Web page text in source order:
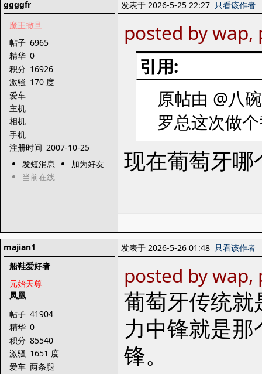
ggggfr
魔王撒旦
帖子 6965
精华 0
积分 16926
激骚 170 度
爱车
主机
相机
手机
注册时间 2007-10-25
发短消息
加为好友
当前在线
发表于 2026-5-25 22:27 只看该作者
posted by
引用:
原帖由 @八
罗总这次做
现在葡萄牙
majian1
船鞋爱好者
元始天尊
凤凰
帖子 41904
精华 0
积分 85540
激骚 1651 度
爱车 两条腿
发表于 2026-5-26 01:48 只看该作者
posted by
葡萄牙传统
力中锋就是
锋。